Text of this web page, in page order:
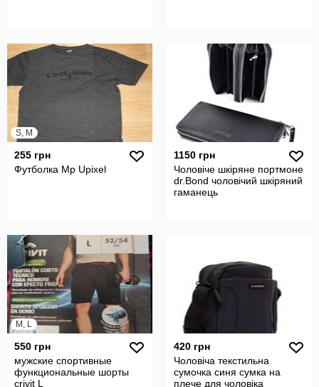
S, M
255 грн
Футболка Mр Upixel
1150 грн
Чоловіче шкіряне портмоне
dr.Bond чоловічий шкіряний
гаманець
M, L
550 грн
мужские спортивные
функциональные шорты
crivit L
420 грн
Чоловіча текстильна
сумочка синя сумка на
плече для чоловіка